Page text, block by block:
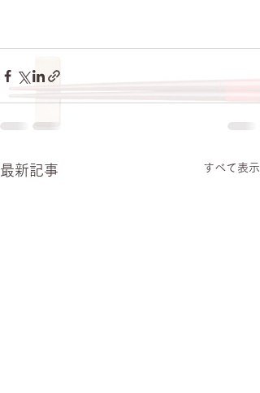
最新記事 すべて表示